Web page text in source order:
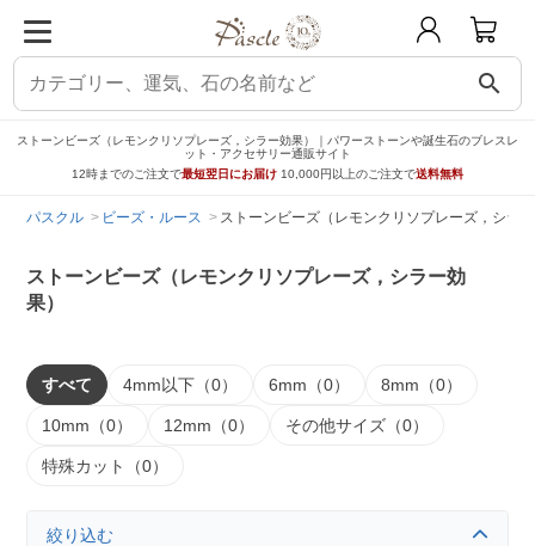
search
ストーンビーズ（レモンクリソプレーズ，シラー効果）｜パワーストーンや誕生石のブレスレ
ット・アクセサリー通販サイト
12時までのご注文で最短翌日にお届け 10,000円以上のご注文で送料無料
パスクル ビーズ・ルース ストーンビーズ（レモンクリソプレーズ，シラ
ストーンビーズ（レモンクリソプレーズ，シラー効
果）
すべて 4mm以下（0） 6mm（0） 8mm（0）
10mm（0） 12mm（0） その他サイズ（0）
特殊カット（0）
絞り込む